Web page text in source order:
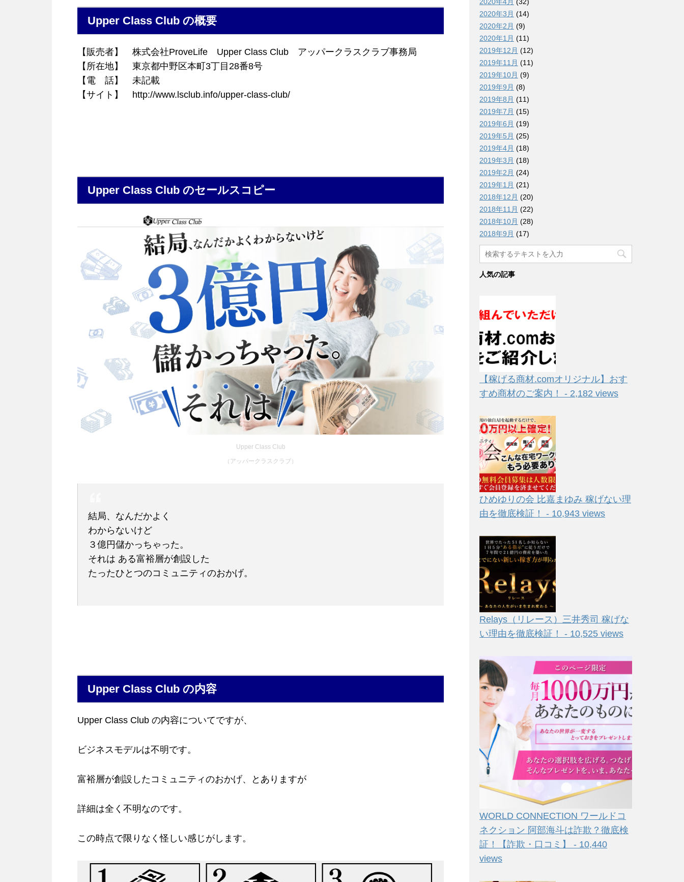
Upper Class Club の概要
【販売者】 株式会社ProveLife Upper Class Club アッパークラスクラブ事務局
【所在地】 東京都中野区本町3丁目28番8号
【電 話】 未記載
【サイト】 http://www.lsclub.info/upper-class-club/
Upper Class Club のセールスコピー
Upper Class Club
（アッパークラスクラブ）
結局、なんだかよく
わからないけど
３億円儲かっちゃった。
それは ある富裕層が創設した
たったひとつのコミュニティのおかげ。
Upper Class Club の内容
Upper Class Club の内容についてですが、
ビジネスモデルは不明です。
富裕層が創設したコミュニティのおかげ、とありますが
詳細は全く不明なのです。
この時点で限りなく怪しい感じがします。
2020年3月 (14)
2020年2月 (9)
2020年1月 (11)
2019年12月 (12)
2019年11月 (11)
2019年10月 (9)
2019年9月 (8)
2019年8月 (11)
2019年7月 (15)
2019年6月 (19)
2019年5月 (25)
2019年4月 (18)
2019年3月 (18)
2019年2月 (24)
2019年1月 (21)
2018年12月 (20)
2018年11月 (22)
2018年10月 (28)
2018年9月 (17)
人気の記事
【稼げる商材.comオリジナル】おす
すめ商材のご案内！ - 2,182 views
ひめゆりの会 比嘉まゆみ 稼げない理
由を徹底検証！ - 10,943 views
Relays（リレース）三井秀司 稼げな
い理由を徹底検証！ - 10,525 views
WORLD CONNECTION ワールドコ
ネクション 阿部海斗は詐欺？徹底検
証！【詐欺・口コミ】 - 10,440
views